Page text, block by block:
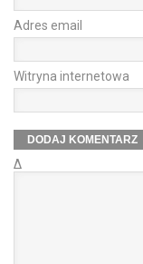
Adres email
Witryna internetowa
Δ